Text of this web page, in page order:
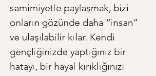
samimiyetle paylaşmak, bizi
onların gözünde daha “insan”
ve ulaşılabilir kılar. Kendi
gençliğinizde yaptığınız bir
hatayı, bir hayal kırıklığınızı